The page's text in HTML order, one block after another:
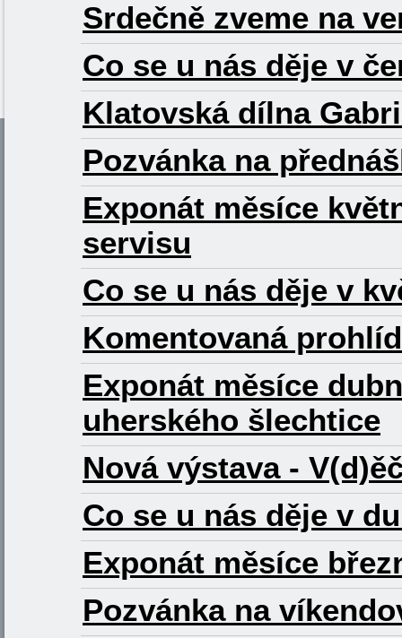
Srdečně zveme na
Co se u nás děje v
Klatovská dílna
Pozvánka na
Exponát měsíce
servisu
Co se u nás děje v
Komentovaná
Exponát měsíce
uherského šlechtice
Nová výstava -
Co se u nás děje v
Exponát měsíce
Pozvánka na